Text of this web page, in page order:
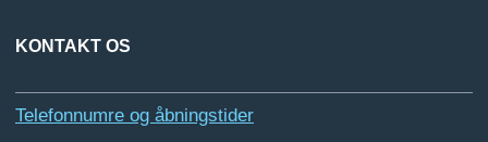
KONTAKT OS
Telefonnumre og åbningstider